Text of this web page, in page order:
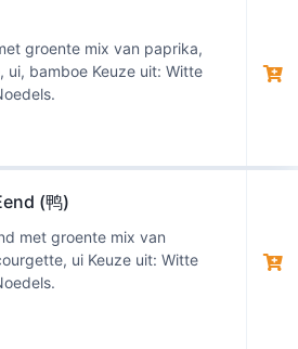
groente mix van paprika,
bamboe Keuze uit: Witte
(鸭)
met groente mix van
ui Keuze uit: Witte